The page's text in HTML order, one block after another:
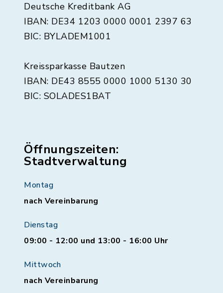
Deutsche Kreditbank AG
IBAN: DE34 1203 0000 0001 2397 63
BIC: BYLADEM1001
Kreissparkasse Bautzen
IBAN: DE43 8555 0000 1000 5130 30
BIC: SOLADES1BAT
Öffnungszeiten:
Stadtverwaltung
Montag
nach Vereinbarung
Dienstag
09:00 - 12:00 und 13:00 - 16:00 Uhr
Mittwoch
nach Vereinbarung